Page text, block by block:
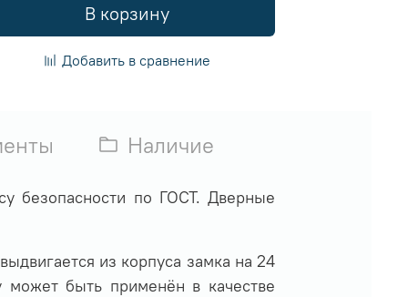
В корзину
Добавить в сравнение
Наличие
безопасности по ГОСТ. Дверные
из корпуса замка на 24
быть применён в качестве